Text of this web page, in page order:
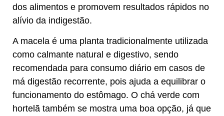
dos alimentos e promovem resultados rápidos no
alívio da indigestão.
A macela é uma planta tradicionalmente utilizada
como calmante natural e digestivo, sendo
recomendada para consumo diário em casos de
má digestão recorrente, pois ajuda a equilibrar o
funcionamento do estômago. O chá verde com
hortelã também se mostra uma boa opção, já que